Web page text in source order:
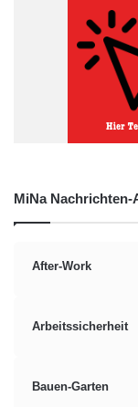
MiNa Nachrichten-
After-Work
Arbeitssicherheit
Bauen-Garten